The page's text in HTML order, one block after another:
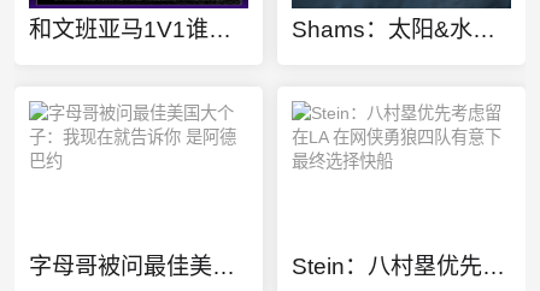
和文班亚马1V1谁赢？字母哥：当然是我 毫无悬念 Shams：太阳&水星CEO巴特尔斯坦即将敲定一份新的续约合同
字母哥被问最佳美国大个子：我现在就告诉你 是阿德巴约 Stein：八村塁优先考虑留在LA 在网侠勇狼四队有意下最终选择快船